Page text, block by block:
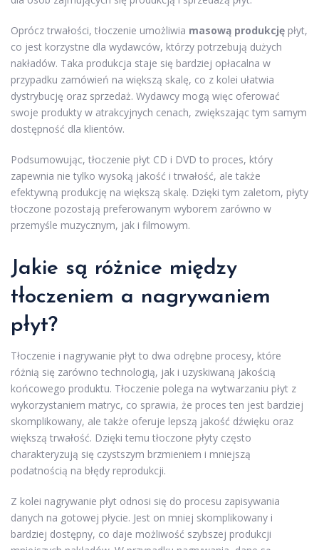
Oprócz trwałości, tłoczenie umożliwia masową produkcję płyt,
co jest korzystne dla wydawców, którzy potrzebują dużych
nakładów. Taka produkcja staje się bardziej opłacalna w
przypadku zamówień na większą skalę, co z kolei ułatwia
dystrybucję oraz sprzedaż. Wydawcy mogą więc oferować
swoje produkty w atrakcyjnych cenach, zwiększając tym samym
dostępność dla klientów.
Podsumowując, tłoczenie płyt CD i DVD to proces, który
zapewnia nie tylko wysoką jakość i trwałość, ale także
efektywną produkcję na większą skalę. Dzięki tym zaletom, płyty
tłoczone pozostają preferowanym wyborem zarówno w
przemyśle muzycznym, jak i filmowym.
Jakie są różnice między
tłoczeniem a nagrywaniem
płyt?
Tłoczenie i nagrywanie płyt to dwa odrębne procesy, które
różnią się zarówno technologią, jak i uzyskiwaną jakością
końcowego produktu. Tłoczenie polega na wytwarzaniu płyt z
wykorzystaniem matryc, co sprawia, że proces ten jest bardziej
skomplikowany, ale także oferuje lepszą jakość dźwięku oraz
większą trwałość. Dzięki temu tłoczone płyty często
charakteryzują się czystszym brzmieniem i mniejszą
podatnością na błędy reprodukcji.
Z kolei nagrywanie płyt odnosi się do procesu zapisywania
danych na gotowej płycie. Jest on mniej skomplikowany i
bardziej dostępny, co daje możliwość szybszej produkcji